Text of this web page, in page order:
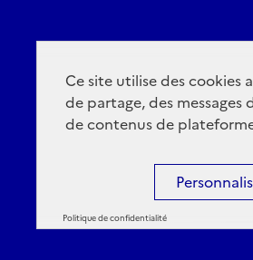
Ce site utilise des cookies
de partage, des
de contenus de
Politique de confidentialité